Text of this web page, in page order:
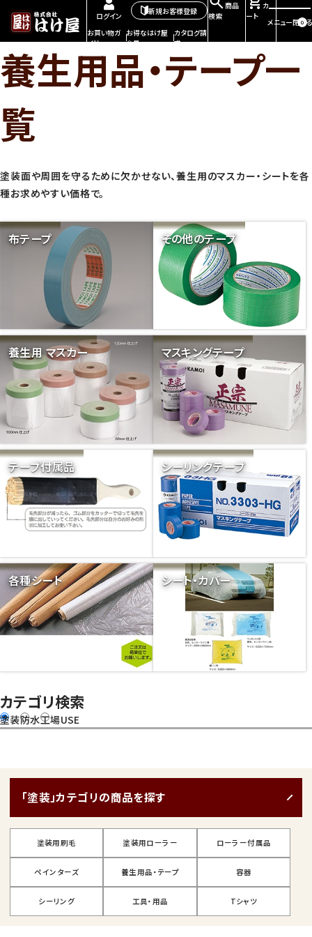
ログイン
新規お客様登録
お買い物ガ
イド
お得なはけ屋
会員
カタログ請
求
商品
検索
カ
ート
0
メニュー閉じる
養生用品・テープ一
覧
塗装面や周囲を守るために欠かせない、養生用のマスカー・シートを各
種お求めやすい価格で。
布テープ その他のテープ
養生用 マスカー マスキングテープ
テープ付属品 シーリングテープ
各種シート シート・カバー
カテゴリ検索
塗装防水工場USE
「塗装」カテゴリの商品を探す
塗装用刷毛 塗装用ローラー ローラー付属品
ペインターズ 養生用品・テープ 容器
シーリング 工具・用品 Tシャツ